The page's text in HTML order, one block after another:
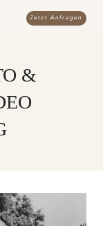
Jetzt Anfragen
&